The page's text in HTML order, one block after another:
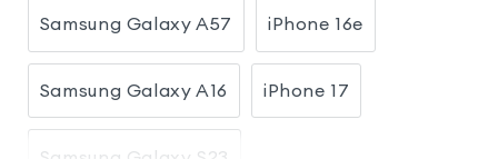
Samsung Galaxy A57 iPhone 16e
Samsung Galaxy A16 iPhone 17